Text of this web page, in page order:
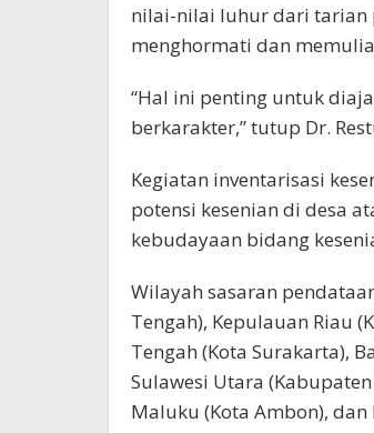
nilai-nilai luhur dari tarian
menghormati dan
“Hal ini penting untuk
berkarakter,” tutup Dr.
Kegiatan inventarisasi
potensi kesenian di desa
kebudayaan bidang
Wilayah sasaran
Tengah), Kepulauan Riau
Tengah (Kota Surakarta),
Sulawesi Utara
Maluku (Kota Ambon),